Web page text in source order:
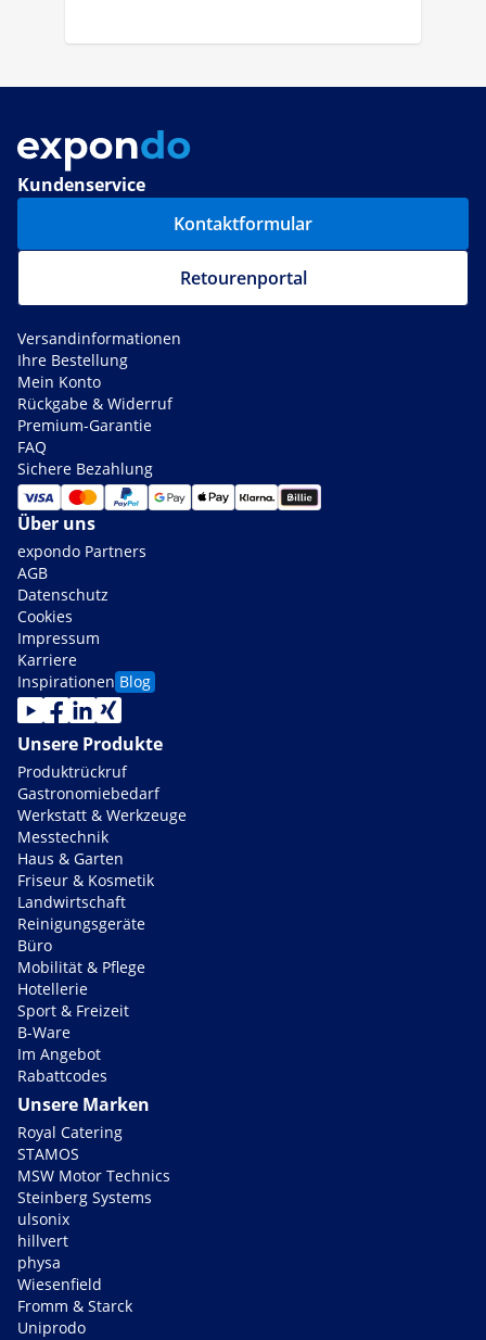
Kundenservice
Kontaktformular
Retourenportal
Versandinformationen
Ihre Bestellung
Mein Konto
Rückgabe & Widerruf
Premium-Garantie
FAQ
Sichere Bezahlung
Über uns
expondo Partners
AGB
Datenschutz
Cookies
Impressum
Karriere
Inspirationen Blog
Unsere Produkte
Produktrückruf
Gastronomiebedarf
Werkstatt & Werkzeuge
Messtechnik
Haus & Garten
Friseur & Kosmetik
Landwirtschaft
Reinigungsgeräte
Büro
Mobilität & Pflege
Hotellerie
Sport & Freizeit
B-Ware
Im Angebot
Rabattcodes
Unsere Marken
Royal Catering
STAMOS
MSW Motor Technics
Steinberg Systems
ulsonix
hillvert
physa
Wiesenfield
Fromm & Starck
Uniprodo